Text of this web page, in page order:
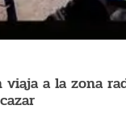
viaja a la zona